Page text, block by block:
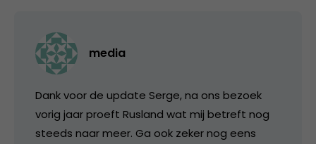
media
Dank voor de update Serge, na ons bezoek
vorig jaar proeft Rusland wat mij betreft nog
steeds naar meer. Ga ook zeker nog eens